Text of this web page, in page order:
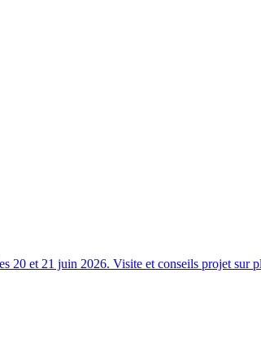
20 et 21 juin 2026. Visite et conseils projet sur